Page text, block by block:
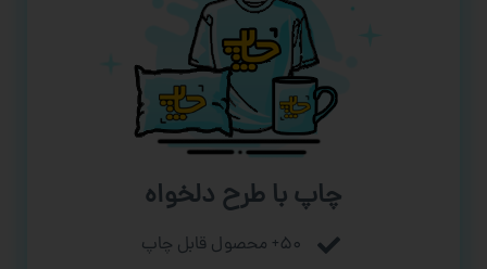
چاپ با طرح دلخواه
۵۰+ محصول قابل چاپ